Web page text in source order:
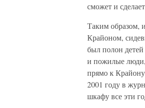
сможет и
Таким образом,
Крайоном,
был полон детей
и пожилые люди,
прямо к
2001 году в
шкафу все эти